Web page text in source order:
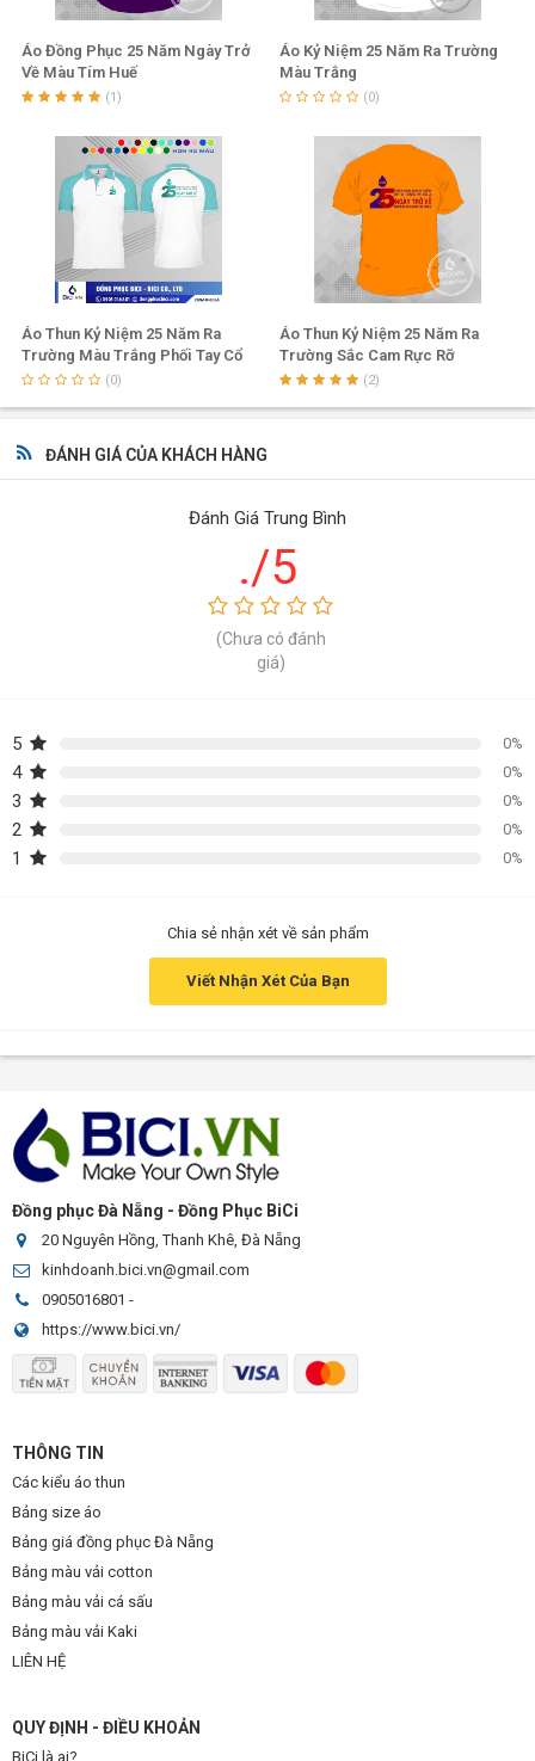
Áo Đồng Phục 25 Năm Ngày Trở
Về Màu Tím Huế
(1)
Áo Kỷ Niệm 25 Năm Ra Trường
Màu Trắng
(0)
Áo Thun Kỷ Niệm 25 Năm Ra
Trường Màu Trắng Phối Tay Cổ
Thiên Thanh(0)
Áo Thun Kỷ Niệm 25 Năm Ra
Trường Sắc Cam Rực Rỡ
(2)
ĐÁNH GIÁ CỦA KHÁCH HÀNG
Đánh Giá Trung Bình
./5
(Chưa có đánh
giá)
5 0%
4 0%
3 0%
2 0%
1 0%
Chia sẻ nhận xét về sản phẩm
Viết Nhận Xét Của Bạn
Đồng phục Đà Nẵng - Đồng Phục BiCi
20 Nguyên Hồng, Thanh Khê, Đà Nẵng
kinhdoanh.bici.vn@gmail.com
0905016801 -
https://www.bici.vn/
THÔNG TIN
Các kiểu áo thun
Bảng size áo
Bảng giá đồng phục Đà Nẵng
Bảng màu vải cotton
Bảng màu vải cá sấu
Bảng màu vải Kaki
LIÊN HỆ
QUY ĐỊNH - ĐIỀU KHOẢN
BiCi là ai?